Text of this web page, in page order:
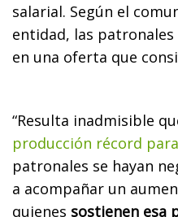
salarial. Según el
entidad, las
en una oferta que
“Resulta inadmisible
producción récord
patronales se hayan
a acompañar un
quienes sostienen esa